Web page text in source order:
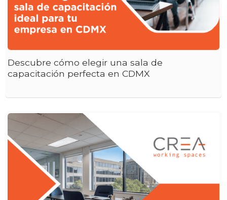
Descubre cómo elegir una sala de
capacitación perfecta en CDMX